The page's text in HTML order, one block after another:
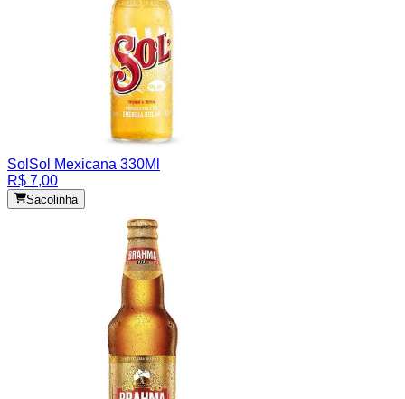
Sol Sol Mexicana 330Ml
R$ 7,00
Sacolinha